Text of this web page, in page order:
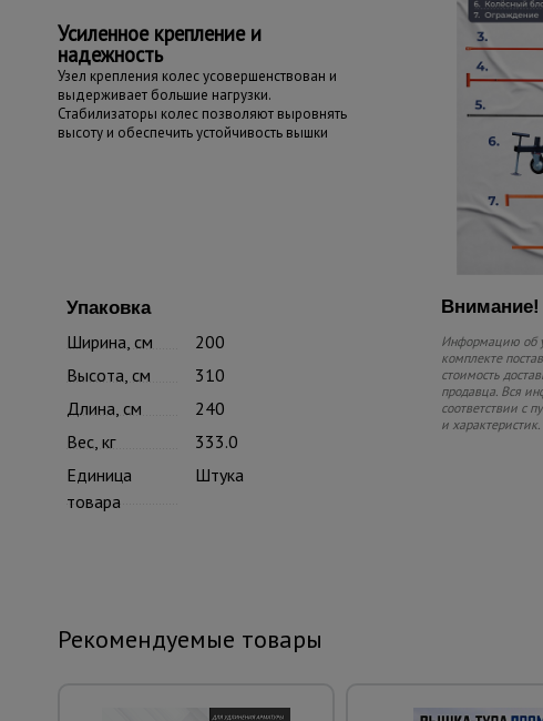
Усиленное крепление и
надежность
Узел крепления колес усовершенствован и
выдерживает большие нагрузки.
Стабилизаторы колес позволяют выровнять
высоту и обеспечить устойчивость вышки
Упаковка
Ширина, см
200
Высота, см
310
Длина, см
240
Вес, кг
333.0
Единица
товара
Штука
Внимание!
Информацию об
комплекте
стоимость
продавца. Вся
соответствии с
и характеристик.
Рекомендуемые товары